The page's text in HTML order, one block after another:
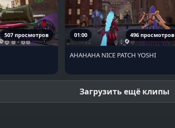
507 просмотров 01:00 496 просмотров
AHAHAHA NICE PATCH YOSHI
Загрузить ещё клипы